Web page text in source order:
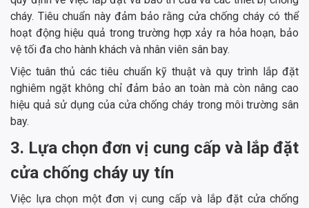
cháy. Tiêu chuẩn này đảm bảo rằng cửa chống cháy có thể
hoạt động hiệu quả trong trường hợp xảy ra hỏa hoạn, bảo
vệ tối đa cho hành khách và nhân viên sân bay.
Việc tuân thủ các tiêu chuẩn kỹ thuật và quy trình lắp đặt
nghiêm ngặt không chỉ đảm bảo an toàn mà còn nâng cao
hiệu quả sử dụng của cửa chống cháy trong môi trường sân
bay.
3. Lựa chọn đơn vị cung cấp và lắp đặt
cửa chống cháy uy tín
Việc lựa chọn một đơn vị cung cấp và lắp đặt cửa chống